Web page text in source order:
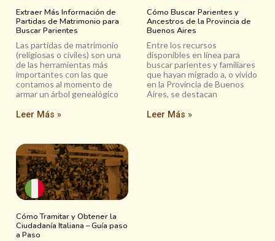
Extraer Más Información de
Partidas de Matrimonio para
Buscar Parientes
Las partidas de matrimonio
(religiosas o civiles) son una
de las herramientas más
importantes con las que
contamos al momento de
armar un árbol genealógico
Leer Más »
Cómo Buscar Parientes y
Ancestros de la Provincia de
Buenos Aires
Entre los recursos
disponibles en línea para
buscar parientes y familiares
que hayan migrado a, o vivido
en la Provincia de Buenos
Aires, se destacan
Leer Más »
Cómo Tramitar y Obtener la
Ciudadanía Italiana – Guía paso
a Paso